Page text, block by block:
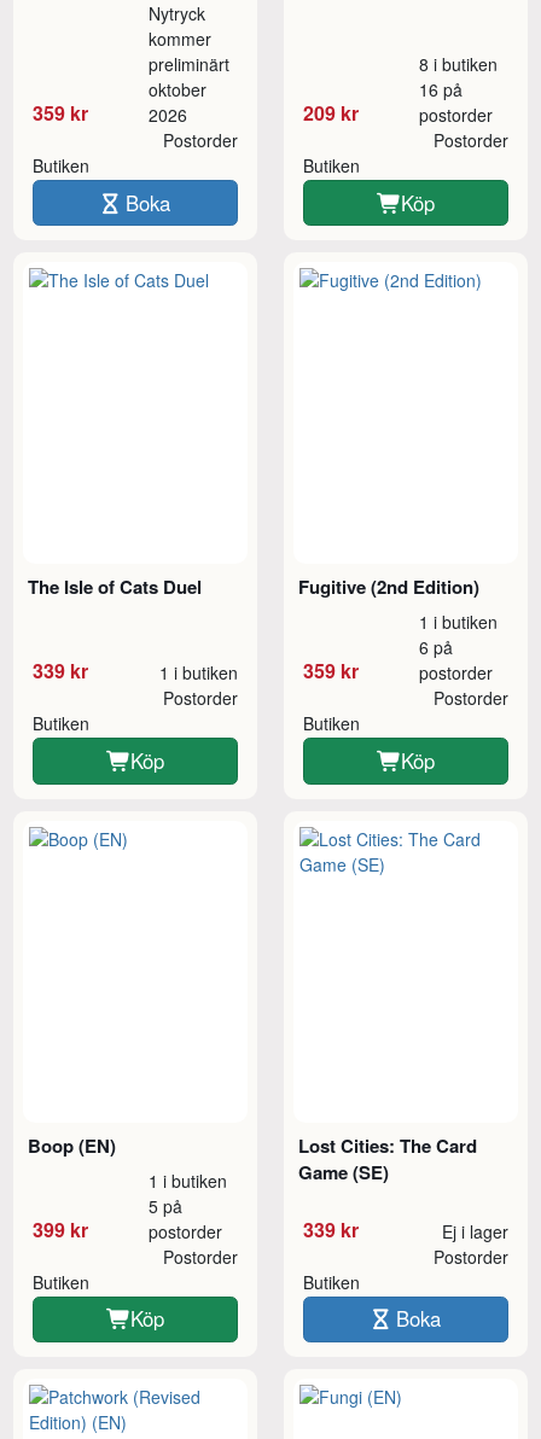
359 kr
Nytryck
kommer
preliminärt
oktober
2026
Butiken
Postorder
Boka
209 kr
8 i butiken
16 på
postorder
Butiken
Postorder
Köp
The Isle of Cats Duel
339 kr 1 i butiken
Butiken
Postorder
Köp
Fugitive (2nd Edition)
359 kr
1 i butiken
6 på
postorder
Butiken
Postorder
Köp
Boop (EN)
399 kr
1 i butiken
5 på
postorder
Butiken
Postorder
Köp
Lost Cities: The Card
Game (SE)
339 kr Ej i lager
Butiken
Postorder
Boka